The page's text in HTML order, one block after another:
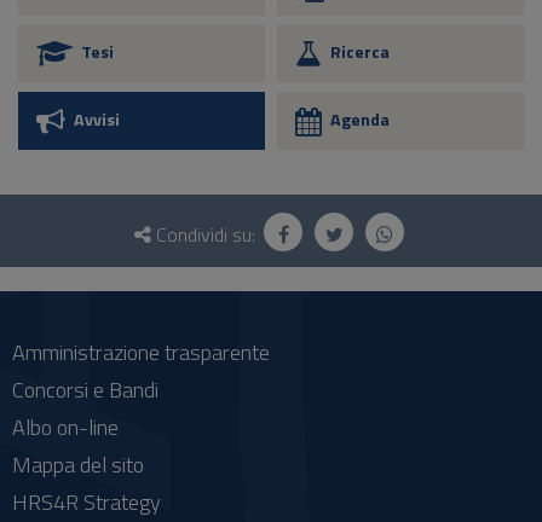
Tesi Ricerca
Avvisi Agenda
Questionario
social
Condividi su:
Amministrazione trasparente
Concorsi e Bandi
Albo on-line
Mappa del sito
HRS4R Strategy